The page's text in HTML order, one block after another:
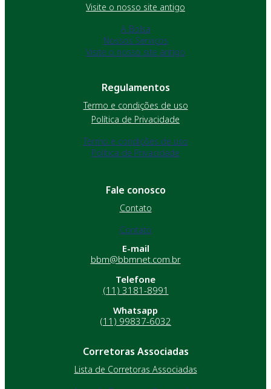
Visite o nosso site antigo
A Bolsa
Nossos Serviços
Visite o nosso site antigo
Regulamentos
Termo e condições de uso
Política de Privacidade
Termo e condições de uso
Política de Privacidade
Fale conosco
Contato
Contato
E-mail
bbm@bbmnet.com.br
Telefone
(11) 3181-8991
Whatsapp
(11) 99837-6032
Corretoras Associadas
Lista de Corretoras Associadas